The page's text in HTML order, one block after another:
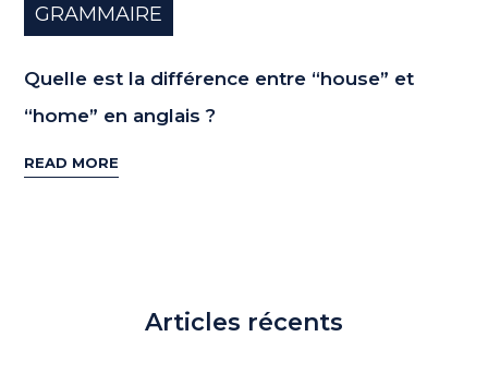
GRAMMAIRE
Quelle est la différence entre “house” et
“home” en anglais ?
READ MORE
Articles récents